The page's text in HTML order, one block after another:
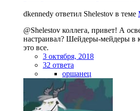
dkennedy ответил Shelestov в теме
@Shelestov коллега, привет! А
настраивал? Шейдеры-мейдеры в
это все.
3 октября, 2018
32 ответа
оршанец